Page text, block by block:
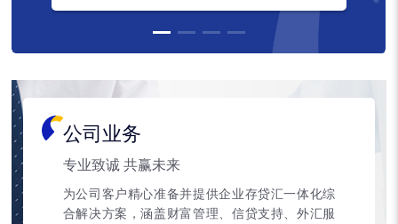
公司业务
专业致诚 共赢未来
为公司客户精心准备并提供企业存贷汇一体化综
合解决方案，涵盖财富管理、信贷支持、外汇服